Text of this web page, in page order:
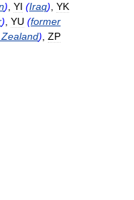
) YI (Iraq) YK
) YU (former
Zealand) ZP